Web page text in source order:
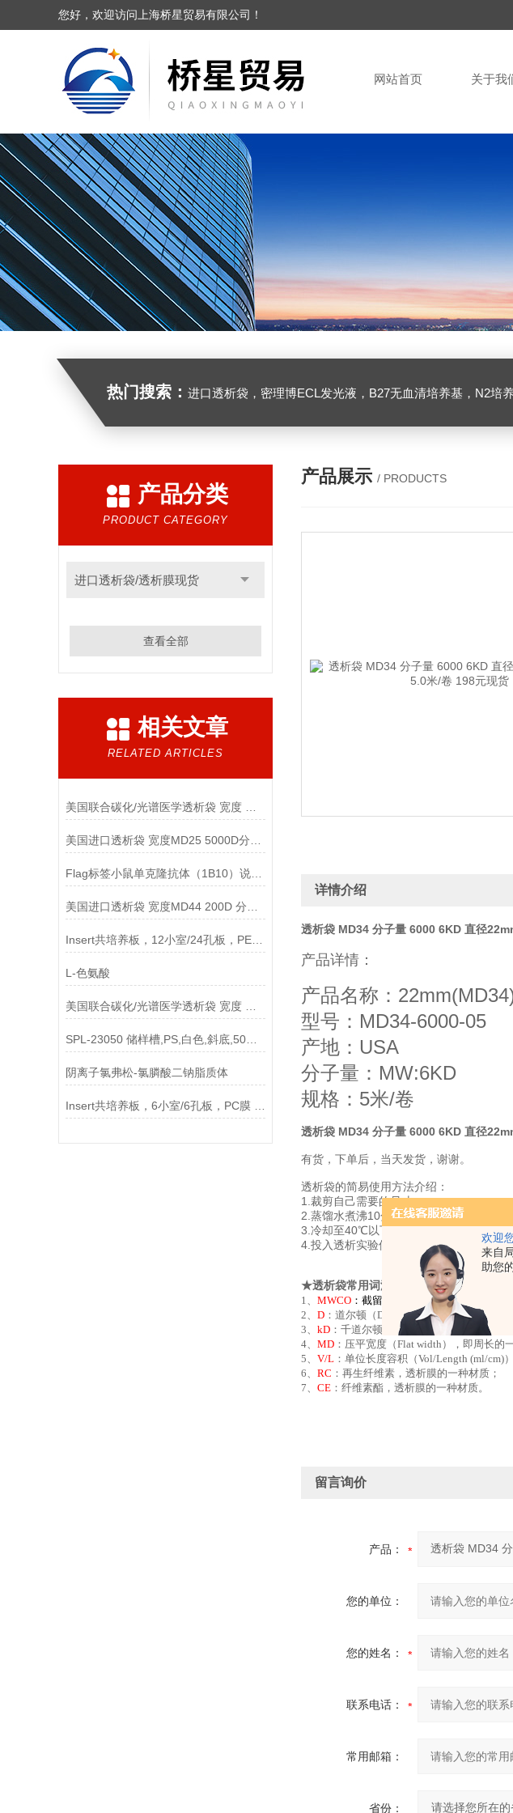
欢迎
来自
助您
您好，欢迎访问上海桥星贸易有限公司！
网站首页 关于我
热门搜索： 进口透析袋，密理博ECL发光液，B27无血清培养基，N2培养基，紫外酶标板，Gibco胶原酶，Trizol一步法试剂，反转录酶试剂盒，脂质体
产品分类
PRODUCT CATEGORY
进口透析袋/透析膜现货
查看全部
相关文章
RELATED ARTICLES
Flag标签小鼠单克隆抗体（1B10）说明书
Insert共培养板，12小室/24孔板，PET 3um孔径，半透说明
L-色氨酸
SPL-23050 储样槽,PS,白色,斜底,50ml 單道,灭菌说明
阴离子氯弗松-氯膦酸二钠脂质体
产品展示 / PRODUCTS
详情介绍
透析袋 MD34 分子量 6000 6KD 直径
产品详情：
产品名称：
型号：MD34-6000-05
产地：USA
分子量：MW:6KD
规格：5米/卷
透析袋 MD34 分子量 6000 6KD 直径
有货，下单后，当天发货，谢谢。
透析袋的简易使用方法介绍：
1.裁剪自己需要的尺寸
2.蒸馏水煮沸10分钟
3.冷却至40℃以下后用蒸馏水冲洗
4.投入透析实验使用
★透析袋常用词汇
1、 MWCO ： 截留分子量
(molecular weight
2、 D ：道尔顿（Dalton）蛋白分子量的计量
3、 kD ：千道尔顿，1kD=1000D（k即千的意
4、 MD ：压平宽度（Flat width），即周长的
5、 V/L ：单位长度容积（Vol/Length (ml/cm)
6、 RC ：再生纤维素，透析膜的一种材质；
7、 CE ：纤维素酯，透析膜的一种材质。
留言询价
产品：
您的单位：
您的姓名：
联系电话：
常用邮箱：
省份：